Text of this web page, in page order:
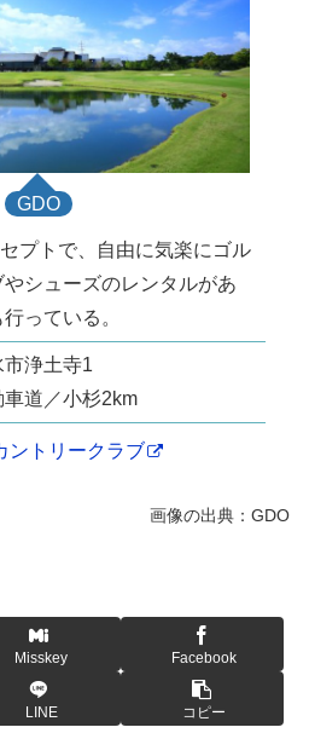
GDO
プトで、自由に気楽にゴル
シューズのレンタルがあ
っている。
市浄土寺1
車道／小杉2km
ントリークラブ
Misskey Facebook
LINE コピー